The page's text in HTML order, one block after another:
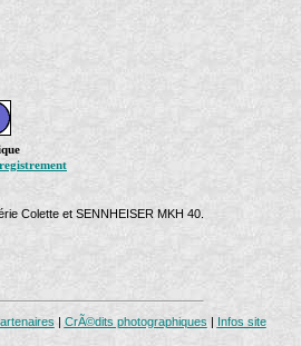
Colette et SENNHEISER MKH 40.
CrÃ©dits photographiques Infos site